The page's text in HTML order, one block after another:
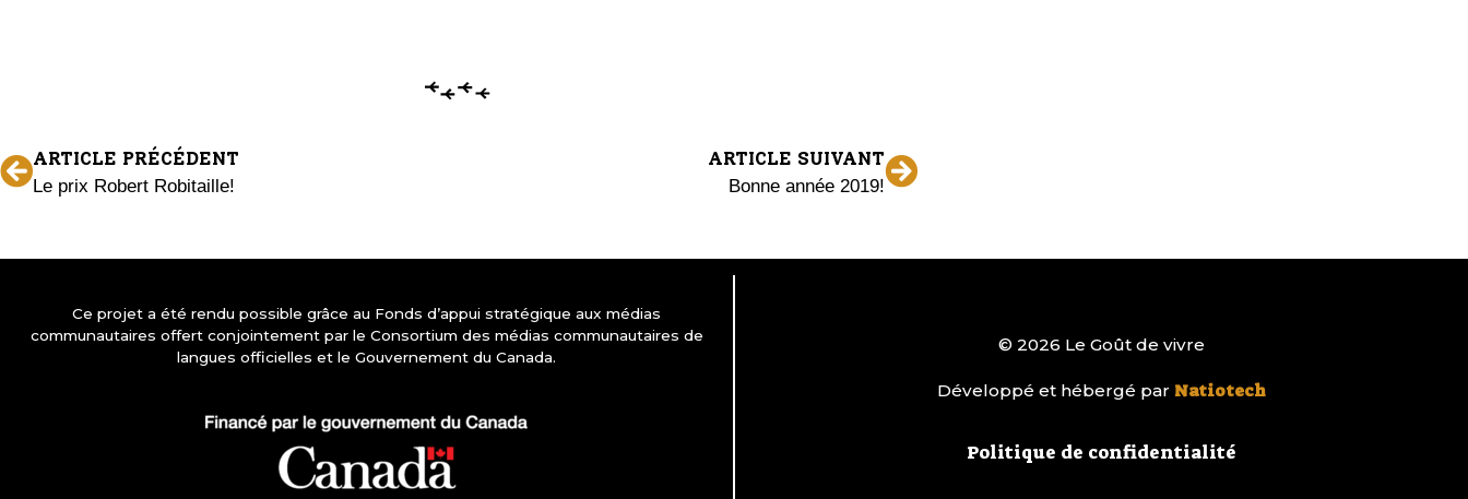
ARTICLE PRÉCÉDENT
Le prix Robert Robitaille!
ARTICLE SUIVANT
Bonne année 2019!
Ce projet a été rendu possible grâce au Fonds d’appui stratégique aux médias
communautaires offert conjointement par le Consortium des médias communautaires de
langues officielles et le Gouvernement du Canada.
© 2026 Le Goût de vivre
Développé et hébergé par Natiotech
Politique de confidentialité